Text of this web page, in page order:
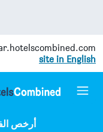
site in English
أرخص